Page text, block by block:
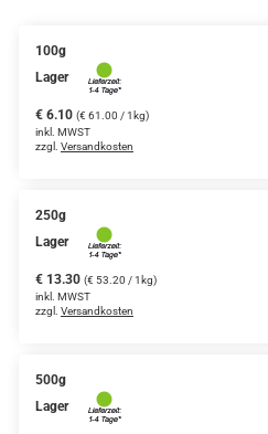
Rooibos Tee
Aromatisierter Grüntee
Früchtetee
100g
Lager
€ 6.10 (€ 61.00 / 1kg)
inkl. MWST
zzgl. Versandkosten
250g
Lager
€ 13.30 (€ 53.20 / 1kg)
inkl. MWST
zzgl. Versandkosten
500g
Lager